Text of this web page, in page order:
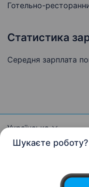
Шукаєте
Готельно-
Статистика
Середня зарплата
Українська